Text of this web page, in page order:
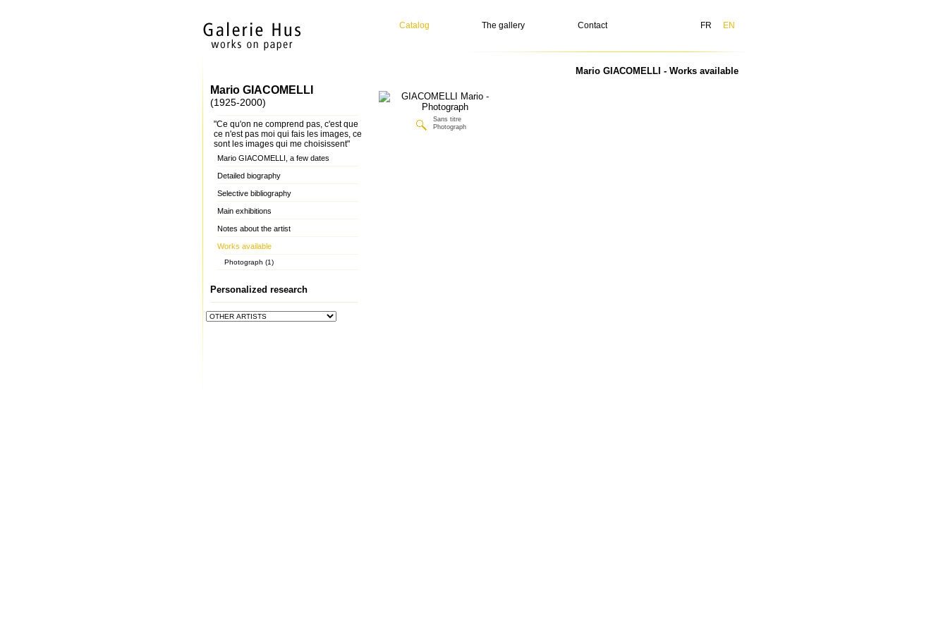
Catalog The gallery Contact FR EN
Mario GIACOMELLI
(1925-2000)
"Ce qu'on ne comprend pas, c'est que
ce n'est pas moi qui fais les images, ce
sont les images qui me choisissent"
Mario GIACOMELLI, a few dates
Detailed biography
Selective bibliography
Main exhibitions
Notes about the artist
Works available
Photograph (1)
Personalized research
Mario GIACOMELLI - Works available
Sans titre
Photograph